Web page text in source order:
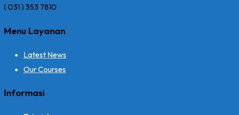
( 031 ) 353 7810
Menu Layanan
Latest News
Our Courses
Informasi